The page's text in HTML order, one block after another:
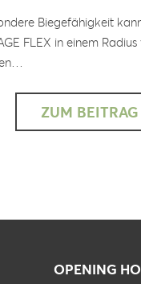
Biegefähigkeit
FLEX in einem
ZUM BEITRAG
OPENING